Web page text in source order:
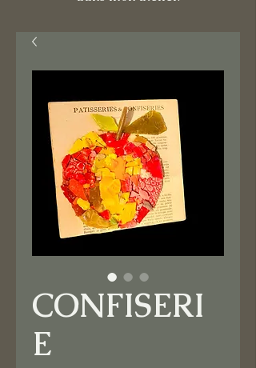
CONFISERI
E